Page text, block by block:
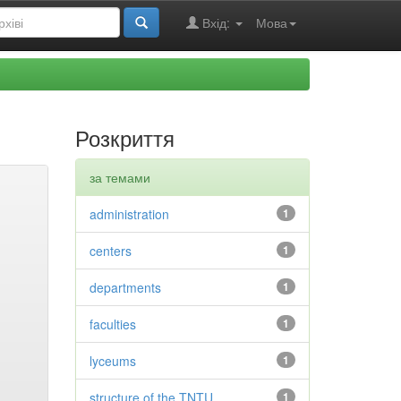
Мова
Вхід:
Розкриття
за темами
1
administration
1
centers
1
departments
1
faculties
1
lyceums
1
structure of the TNTU